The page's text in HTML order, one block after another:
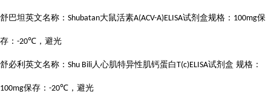
舒巴坦英文名称： Shubatan大鼠活素A(ACV-A)ELISA试剂盒规格： 100mg保
存： -20℃ ，避光
舒必利英文名称： Shu Bili人心肌特异性肌钙蛋白T(c)ELISA试剂盒 规格：
100mg保存： -20℃ ，避光